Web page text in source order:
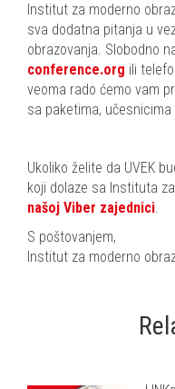
Institut za moderno
sva dodatna pitanja u
obrazovanja. Slobodno
conference.org ili
veoma rado ćemo vam
sa paketima,
Ukoliko želite da UVEK
koji dolaze sa Instituta
našoj Viber zajednici.
S poštovanjem,
Institut za moderno